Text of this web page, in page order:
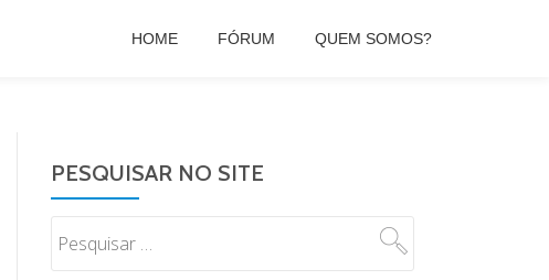
HOME FÓRUM QUEM SOMOS?
PESQUISAR NO SITE